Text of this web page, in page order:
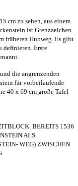
cm zu sehen, aus einem
ist Grenzzeichen
früheren Hubweg. Es gibt
definieren. Erste
die angrenzenden
für vorbeilaufende
40 x 69 cm große Tafel
BEREITS 1536
ALS
WEG) ZWISCHEN